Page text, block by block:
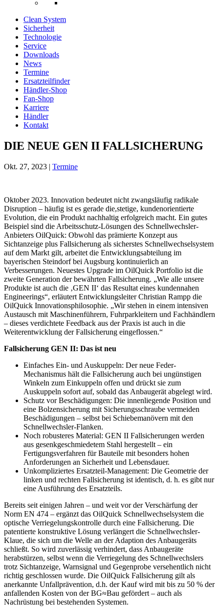
Clean System
Sicherheit
Technologie
Service
Downloads
News
Termine
Ersatzteilfinder
Händler-Shop
Fan-Shop
Karriere
Händler
Kontakt
DIE NEUE GEN II FALLSICHERUNG
Okt. 27, 2023 | Termine
Oktober 2023. Innovation bedeutet nicht zwangsläufig radikale
Disruption – häufig ist es gerade die,stetige, kundenorientierte
Evolution, die ein Produkt nachhaltig erfolgreich macht. Ein gutes
Beispiel sind die Arbeitsschutz-Lösungen des Schnellwechsler-
Anbieters OilQuick: Obwohl das prämierte Konzept aus
Sichtanzeige plus Fallsicherung als sicherstes Schnellwechselsystem
auf dem Markt gilt, arbeitet die Entwicklungsabteilung im
bayerischen Steindorf bei Augsburg kontinuierlich an
Verbesserungen. Neuestes Upgrade im OilQuick Portfolio ist die
zweite Generation der bewährten Fallsicherung. „Wie alle unsere
Produkte ist auch die ‚GEN II‘ das Resultat eines kundennahen
Engineerings“, erläutert Entwicklungsleiter Christian Rampp die
OilQuick Innovationsphilosophie. „Wir stehen in einem intensiven
Austausch mit Maschinenführern, Fuhrparkleitern und Fachhändlern
– dieses verdichtete Feedback aus der Praxis ist auch in die
Weiterentwicklung der Fallsicherung eingeflossen.“
Fallsicherung GEN II: Das ist neu
Einfaches Ein- und Auskuppeln: Der neue Feder-
Mechanismus hält die Fallsicherung auch bei ungünstigen
Winkeln zum Einkuppeln offen und drückt sie zum
Auskuppeln sofort auf, sobald das Anbaugerät abgelegt wird.
Schutz vor Beschädigungen: Die innenliegende Position und
eine Bolzensicherung mit Sicherungsschraube vermeiden
Beschädigungen – selbst bei Schiebemanövern mit den
Schnellwechsler-Flanken.
Noch robusteres Material: GEN II Fallsicherungen werden
aus gesenkgeschmiedetem Stahl hergestellt – ein
Fertigungsverfahren für Bauteile mit besonders hohen
Anforderungen an Sicherheit und Lebensdauer.
Unkompliziertes Ersatzteil-Management: Die Geometrie der
linken und rechten Fallsicherung ist identisch, d. h. es gibt nur
eine Ausführung des Ersatzteils.
Bereits seit einigen Jahren – und weit vor der Verschärfung der
Norm EN 474 – ergänzt das OilQuick Schnellwechselsystem die
optische Verriegelungskontrolle durch eine Fallsicherung. Die
patentierte konstruktive Lösung verlängert die Schnellwechsler-
Klaue, die sich um die Welle an der Adaption des Anbaugeräts
schließt. So wird zuverlässig verhindert, dass Anbaugeräte
herabstürzen, selbst wenn die Verriegelung des Schnellwechslers
trotz Sichtanzeige, Warnsignal und Gegenprobe versehentlich nicht
richtig geschlossen wurde. Die OilQuick Fallsicherung gilt als
anerkannte Unfallprävention, d.h. der Kauf wird mit bis zu 50 % der
anfallenden Kosten von der BG≈Bau gefördert – auch als
Nachrüstung bei bestehenden Systemen.